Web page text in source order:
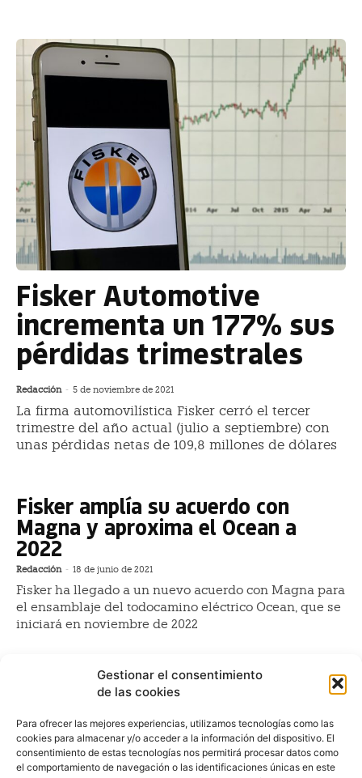
Gestionar el consentimiento
de las cookies
Para ofrecer las mejores experiencias, utilizamos tecnologías como las
cookies para almacenar y/o acceder a la información del dispositivo. El
consentimiento de estas tecnologías nos permitirá procesar datos como
el comportamiento de navegación o las identificaciones únicas en este
Fisker Automotive
incrementa un 177% sus
pérdidas trimestrales
Redacción - 5 de noviembre de 2021
La firma automovilística Fisker cerró el tercer
trimestre del año actual (julio a septiembre) con
unas pérdidas netas de 109,8 millones de dólares
Fisker amplía su acuerdo con
Magna y aproxima el Ocean a
2022
Redacción - 18 de junio de 2021
Fisker ha llegado a un nuevo acuerdo con Magna para
el ensamblaje del todocamino eléctrico Ocean, que se
iniciará en noviembre de 2022
Fisker pierde 145 millones: las
entregas comienzan en 2022
El fabricante de vehículos eléctricos Fisker contabilizó
unas pérdidas netas de casi 145 millones de euros al
cambio actual en el primer trimestre